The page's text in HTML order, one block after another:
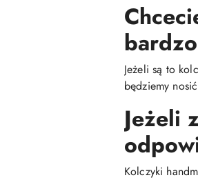
Jeżeli są to
będziemy
Jeżeli
Kolczyki